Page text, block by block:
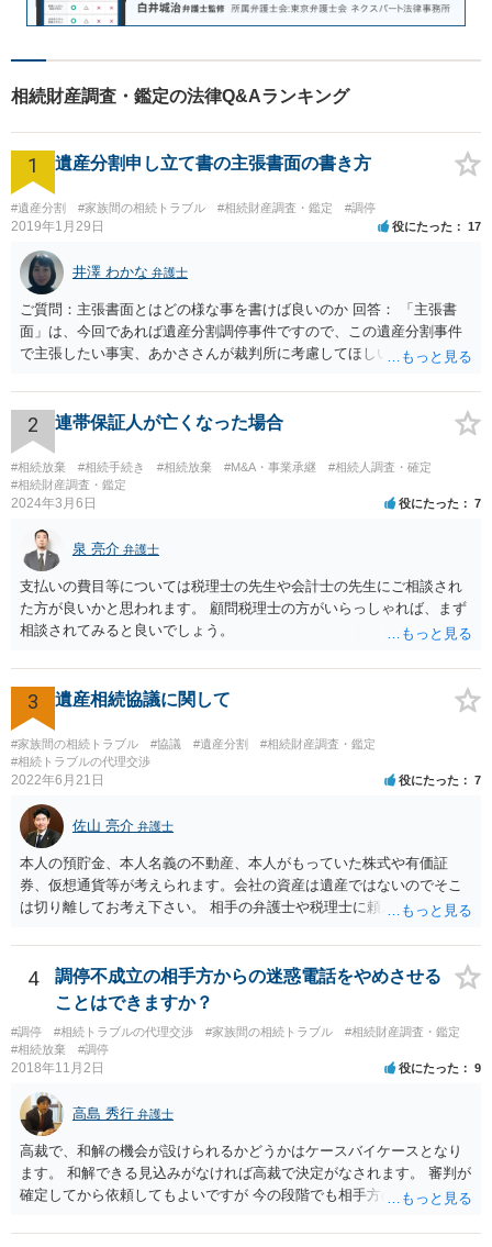
相続財産調査・鑑定の法律Q&Aランキング
1 遺産分割申し立て書の主張書面の書き方
#遺産分割 #家族間の相続トラブル #相続財産調査・鑑定 #調停
2019年1月29日 役にたった 17
井澤 わかな 弁護士
ご質問：主張書面とはどの様な事を書けば良いのか 回答： 「主張書
面」は、今回であれば遺産分割調停事件ですので、この遺産分割事件
で主張したい事実、あかささんが裁判所に考慮してほしいと思う、亡
ります。 もし、主張したい事実や考慮してほしい事情に関連して
資料を持っているようであれば、主張書面とは別で提出できます。も
し、お姉さんに見られたくないような資料がある場合、「非開示の希
望に関する申出書」と共に提出することも考えられます。 ご質問：書
いた方が良い事と書かない方が良い事 回答： お姉さんが申立書の「申
立ての趣旨」のところに書いている遺産の分け方に対して意見があれ
ば、まずそれを書くとよいです。 次に「申立ての理由」のところに、
なぜ調停を申し立てたのか(例えば、あかささんと話合いが出来ない／
決裂した、など)や亡くなった方・あかささん・お姉さん間の事情やい
きさつなどが書かれていると思うので、あかささんから見てそれは違
うと感じるところは、どのように違うのか、など書くとよいです。 そ
の他、お姉さんの申立書には書かれていないけど、どのように遺産を
った等)、それも書くとよいです。 書かない方が良いと思うことは、遺
産分割に関係ない(と思われる)いきさつを沢山盛り込むことだと考えま
す(あくまで遺産分割に関係することに留める方が、裁判所や調停委員
の方に事情を理解してもらいやすいと思います)。
2 連帯保証人が亡くなった場合
#相続放棄 #相続手続き #相続放棄 #M&A・事業承継
#相続人調査・確定
#相続財産調査・鑑定
2024年3月6日 役にたった 7
泉 亮介 弁護士
支払いの費目等については税理士の先生や会計士の先生にご相談され
た方が良いかと思われます。 顧問税理士の方がいらっしゃれば、まず
相談されてみると良いでしょう。
3 遺産相続協議に関して
#家族間の相続トラブル #協議 #遺産分割
#相続財産調査・鑑定
#相続トラブルの代理交渉
2022年6月21日 役にたった 7
佐山 亮介 弁護士
本人の預貯金、本人名義の不動産、本人がもっていた株式や有価証
券、仮想通貨等が考えられます。会社の資産は遺産ではないのでそこ
は切り離してお考え下さい。 相手の弁護士や税理士に頼んでも守秘義
意に開示を求め、応じなければ「調査嘱託」という手続きを使って銀
行等に照会をかけることになるでしょう。 不動産は、相続登記が済ん
でいなければ市役所ないし区役所に、お子様と義父様のつながりがわ
かる戸籍一式を揃えてもちこみ、「名寄せ」という手続きをすると、
分かると思います。遺産分割協議書の偽造等により既に相続登記され
てしまっている場合は、住所などに当たりをつけて登記名義を調べて
すが、現代では、各々が自由に価格設定をしていますので、特に相場
はお示しできません。ただし、かつて日本弁護士連合会が設けていた
報酬基準を踏まえて価格設定している弁護士は一定数いると思います
ので、それが一応の目安となるでしょう。
4
調停不成立の相手方からの迷惑電話をやめさせる
ことはできますか？
#調停 #相続トラブルの代理交渉 #家族間の相続トラブル
#相続財産調査・鑑定
#相続放棄
#調停
2018年11月2日 役にたった 9
高島 秀行 弁護士
高裁で、和解の機会が設けられるかどうかはケースバイケースとなり
ます。 和解できる見込みがなければ高裁で決定がなされます。 審判が
確定してから依頼してもよいですが 今の段階でも相手方の連絡が迷惑